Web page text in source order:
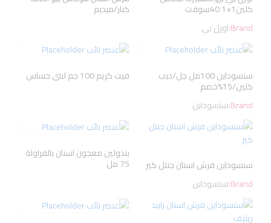
كلين1+1 40سوفت
Brand:اورل بي
كبار/ميديم
سنسوداين 100مل جل/ديب
كلين/15%خصم
Brand:سنسوداين
فيت كريم 100 جم لبنى حساس
سنسوداين فرش اسنان جنتل كير
Brand:سنسوداين
بندولين معجون اسنان بالفراولة
75 مل